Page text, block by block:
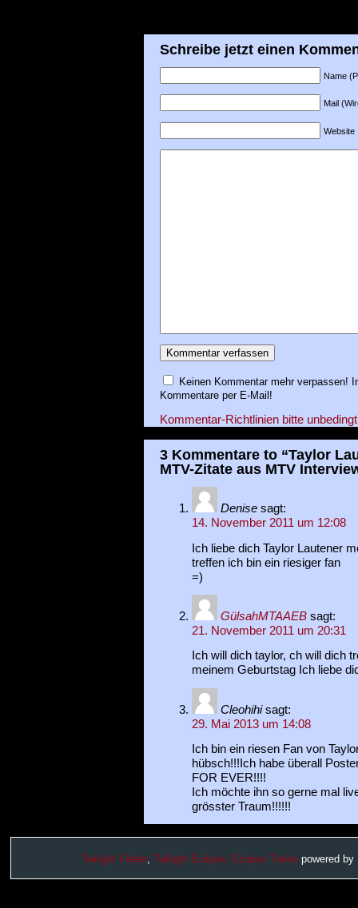
Schreibe jetzt einen
Name
Mail
Website
Keinen Kommentar mehr verpassen!
Kommentare per E-Mail!
Kommentar-Richtlinien bitte
3 Kommentare to “Taylor
MTV-Zitate aus MTV
Denise sagt:
14. November 2011 um 12:08
Ich liebe dich Taylor Lautener
treffen ich bin ein riesiger fan
=)
GülsahMTAAEB sagt:
21. November 2011 um 20:31
Ich will dich taylor, ch will dich
meinem Geburtstag Ich liebe
Cleohihi sagt:
29. Mai 2013 um 14:08
Ich bin ein riesen Fan von
hübsch!!!Ich habe überall
FOR EVER!!!!
Ich möchte ihn so gerne mal
grösster Traum!!!!!!
Twilight Fieber, Twilight Eclipse, Eclipse Trailer powered by